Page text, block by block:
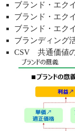
ブランド・エク
ブランド・エク
ブランド・エク
ブランディング
CSV 共通価値